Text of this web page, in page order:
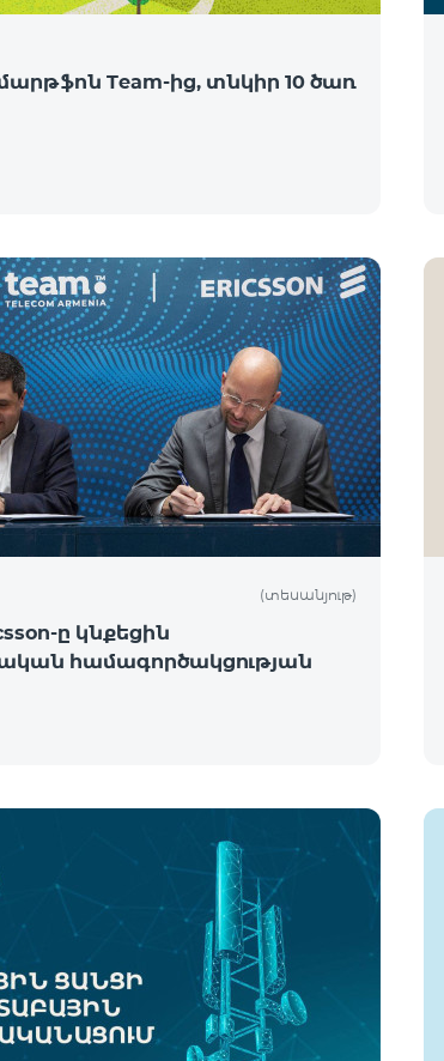
Team-ից, տնկիր 10 ծառ
(տեսանյութ)
ը կնքեցին
համագործակցության